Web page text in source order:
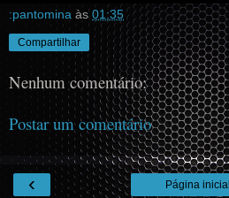
:pantomina às01:35
Compartilhar
Nenhum comentário:
Postar um comentário
‹ Página inicial